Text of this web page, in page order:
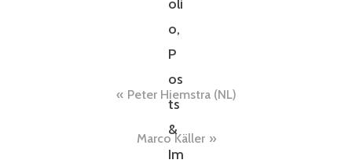
Peter Hiemstra (NL)
Marco Käller